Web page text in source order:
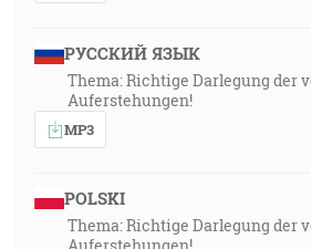
РУССКИЙ ЯЗЫК
Thema: Richtige Darlegung der
Auferstehungen!
MP3
POLSKI
Thema: Richtige Darlegung der